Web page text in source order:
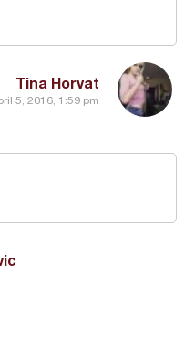
Tina Horvat
5, 2016, 1:59 pm